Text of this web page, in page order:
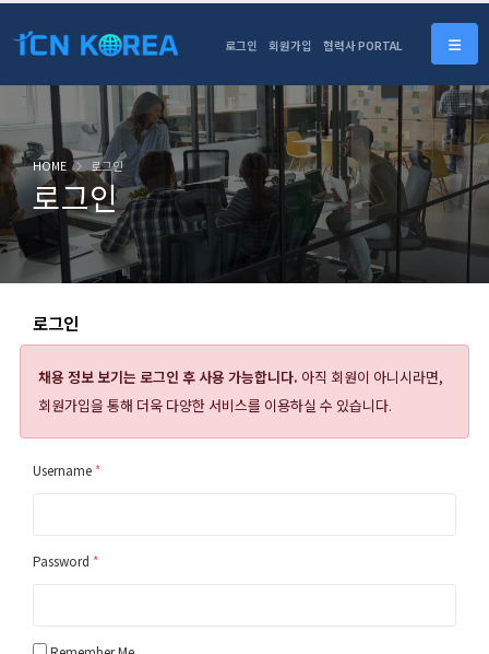
로그인 회원가입 협력사 PORTAL
로그인
HOME 로그인
로그인
채용 정보 보기는 로그인 후 사용 가능합니다. 아직 회원이 아니시라면,
회원가입을 통해 더욱 다양한 서비스를 이용하실 수 있습니다.
Username *
Password *